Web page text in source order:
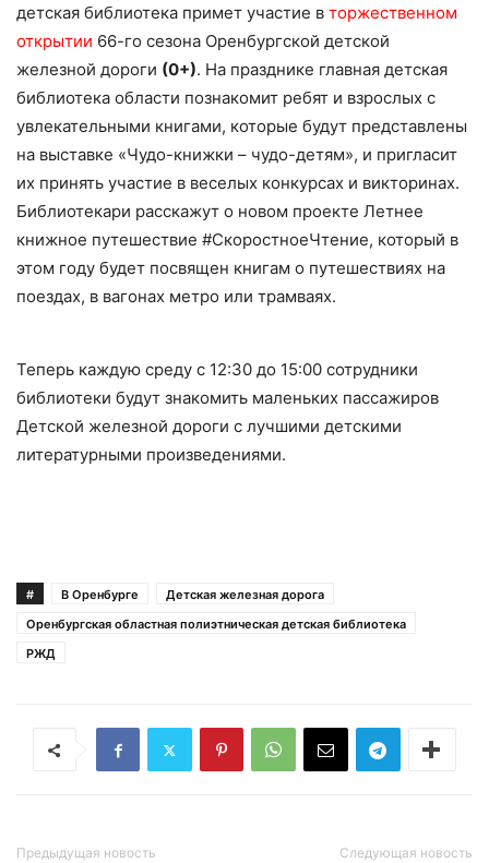
детская библиотека примет участие в торжественном
открытии 66-го сезона Оренбургской детской
железной дороги (0+). На празднике главная детская
библиотека области познакомит ребят и взрослых с
увлекательными книгами, которые будут представлены
на выставке «Чудо-книжки – чудо-детям», и пригласит
их принять участие в веселых конкурсах и викторинах.
Библиотекари расскажут о новом проекте Летнее
книжное путешествие #СкоростноеЧтение, который в
этом году будет посвящен книгам о путешествиях на
поездах, в вагонах метро или трамваях.
Теперь каждую среду с 12:30 до 15:00 сотрудники
библиотеки будут знакомить маленьких пассажиров
Детской железной дороги с лучшими детскими
литературными произведениями.
# В Оренбурге
Детская железная дорога
Оренбургская областная полиэтническая детская библиотека
РЖД
Предыдущая новость Следующая новость